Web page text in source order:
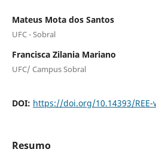
Mateus Mota dos Santos
UFC - Sobral
Francisca Zilania Mariano
UFC/ Campus Sobral
DOI: https://doi.org/10.14393/REE-
Resumo